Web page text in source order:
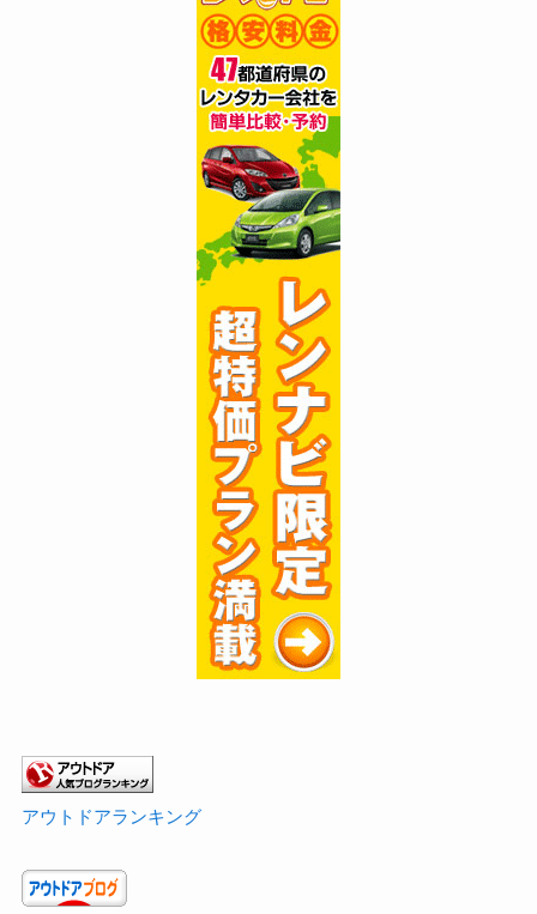
アウトドアランキング